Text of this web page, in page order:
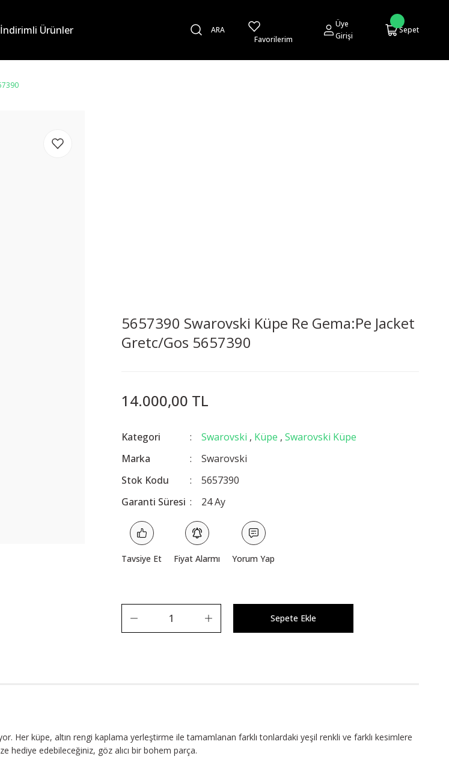
İndirimli Ürünler
ARA
Favorilerim
Üye
Girişi
Sepet
5657390 Swarovski Küpe Re Gema:Pe Jacket
Gretc/Gos 5657390
14.000,00 TL
Kategori Swarovski , Küpe , Swarovski Küpe
Marka
Swarovski
Stok Kodu
5657390
Garanti Süresi
24 Ay
Tavsiye Et Fiyat Alarmı Yorum Yap
Sepete Ekle
Her küpe, altın rengi kaplama yerleştirme ile tamamlanan farklı tonlardaki yeşil renkli ve farklı kesimlere
hediye edebileceğiniz, göz alıcı bir bohem parça.